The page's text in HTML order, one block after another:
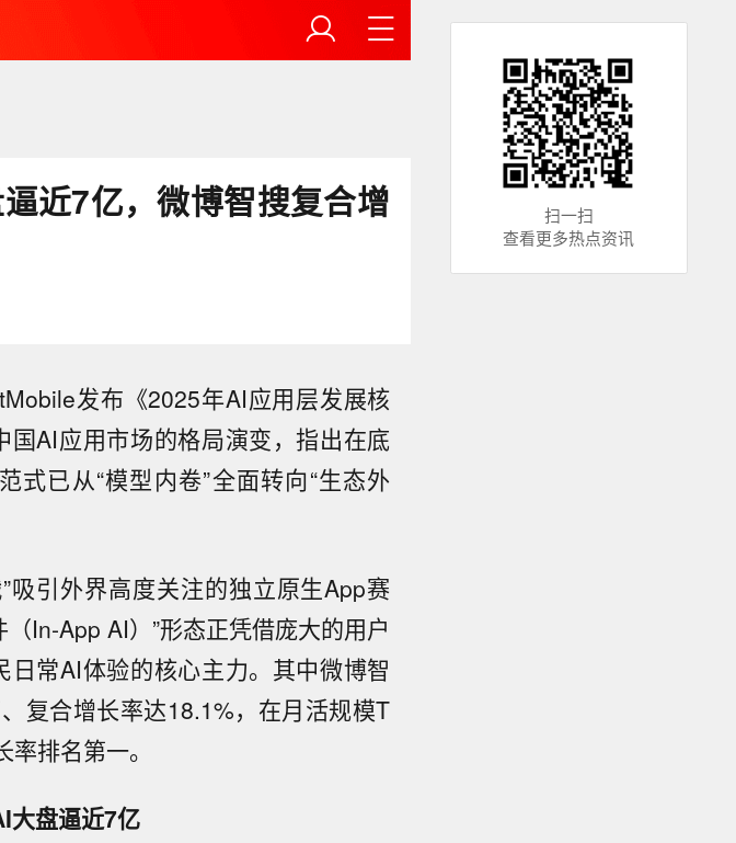
近7亿，微博智搜复合增
发布《2025年AI应用层发展核
AI应用市场的格局演变，指出在底
式已从“模型内卷”全面转向“生态外
吸引外界高度关注的独立原生App赛
In-App AI）”形态正凭借庞大的用户
常AI体验的核心主力。其中微博智
复合增长率达18.1%，在月活规模T
排名第一。
大盘逼近7亿
扫一扫
查看更多热点资讯